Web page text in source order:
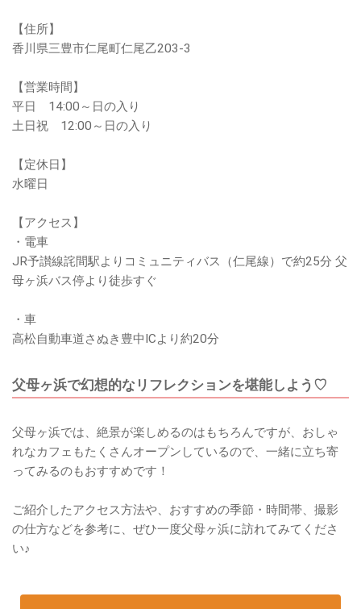
【住所】
香川県三豊市仁尾町仁尾乙203-3
【営業時間】
平日 14:00～日の入り
土日祝 12:00～日の入り
【定休日】
水曜日
【アクセス】
・電車
JR予讃線詫間駅よりコミュニティバス（仁尾線）で約25分 父
母ヶ浜バス停より徒歩すぐ
・車
高松自動車道さぬき豊中ICより約20分
父母ヶ浜で幻想的なリフレクションを堪能しよう♡
父母ヶ浜では、絶景が楽しめるのはもちろんですが、おしゃ
れなカフェもたくさんオープンしているので、一緒に立ち寄
ってみるのもおすすめです！
ご紹介したアクセス方法や、おすすめの季節・時間帯、撮影
の仕方などを参考に、ぜひ一度父母ヶ浜に訪れてみてくださ
い♪